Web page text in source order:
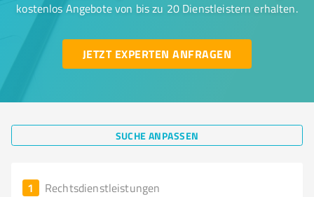
kostenlos Angebote von bis zu 20 Dienstleistern erhalten.
JETZT EXPERTEN ANFRAGEN
SUCHE ANPASSEN
1 Rechtsdienstleistungen